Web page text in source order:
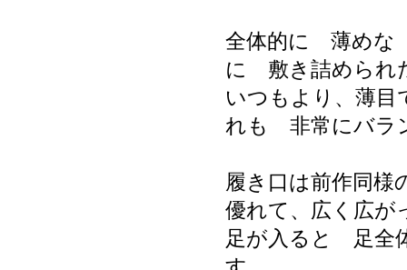
全体的に 薄めな
に 敷き詰められ
いつもより、薄
れも 非常にバラ
履き口は前作同
優れて、広く広
足が入ると 足